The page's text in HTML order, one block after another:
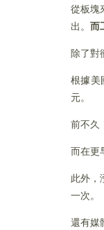
從板塊
出。 而
除了對
根據美
元。
前不久
而在更
此外，
一次。
還有媒